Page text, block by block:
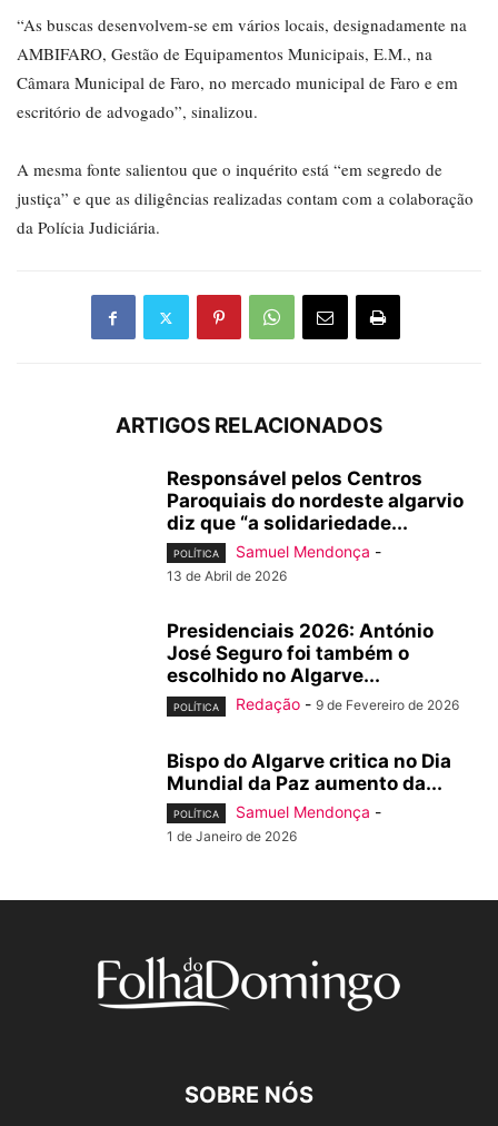
“As buscas desenvolvem-se em vários locais, designadamente na
AMBIFARO, Gestão de Equipamentos Municipais, E.M., na
Câmara Municipal de Faro, no mercado municipal de Faro e em
escritório de advogado”, sinalizou.
A mesma fonte salientou que o inquérito está “em segredo de
justiça” e que as diligências realizadas contam com a colaboração
da Polícia Judiciária.
ARTIGOS RELACIONADOS
Responsável pelos Centros
Paroquiais do nordeste algarvio
diz que “a solidariedade...
POLÍTICA Samuel Mendonça -
13 de Abril de 2026
Presidenciais 2026: António
José Seguro foi também o
escolhido no Algarve...
POLÍTICA Redação - 9 de Fevereiro de 2026
Bispo do Algarve critica no Dia
Mundial da Paz aumento da...
POLÍTICA Samuel Mendonça -
1 de Janeiro de 2026
SOBRE NÓS